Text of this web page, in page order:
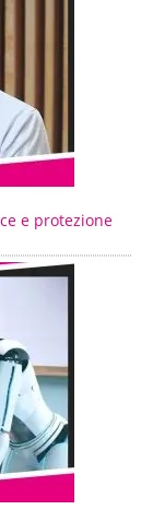
e protezione